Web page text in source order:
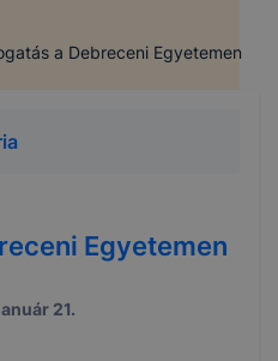
a Debreceni Egyetemen
Egyetemen
21.